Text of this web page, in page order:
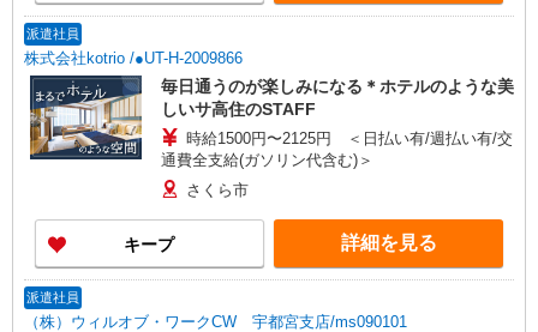
派遣社員
株式会社kotrio /●UT-H-2009866
毎日通うのが楽しみになる＊ホテルのような美
しいサ高住のSTAFF
時給1500円〜2125円 ＜日払い有/週払い有/交
通費全支給(ガソリン代含む)＞
さくら市
キープ 詳細を見る
派遣社員
（株）ウィルオブ・ワークCW 宇都宮支店/ms090101